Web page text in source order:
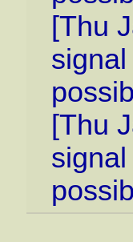
[Thu
[Thu